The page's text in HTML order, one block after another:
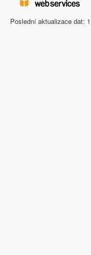
Poslední aktualizace dat: